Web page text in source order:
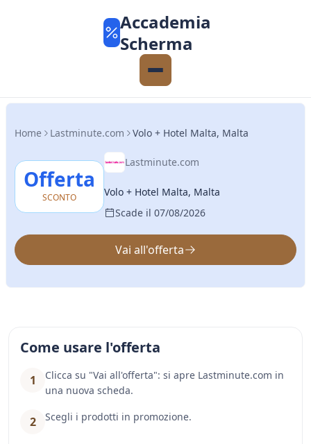
Accademia
Scherma
Home Lastminute.com Volo + Hotel Malta, Malta
Offerta
SCONTO
Lastminute.com
Volo + Hotel Malta, Malta
Scade il 07/08/2026
Vai all'offerta
Come usare l'offerta
1
Clicca su "Vai all'offerta": si apre Lastminute.com in
una nuova scheda.
2 Scegli i prodotti in promozione.